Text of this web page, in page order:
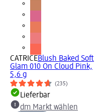
CATRICEBlush Baked Soft
Glam 010 On Cloud Pink,
5,6 g
(235)
Lieferbar
dm Markt wählen